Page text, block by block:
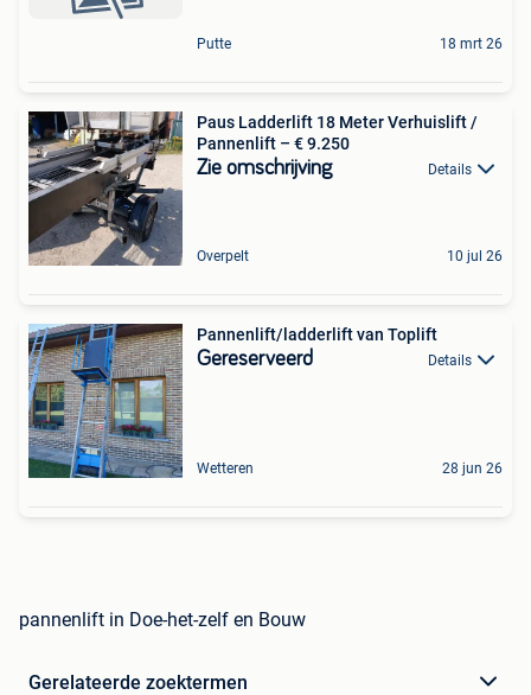
Putte 18 mrt 26
Paus Ladderlift 18 Meter Verhuislift /
Pannenlift – € 9.250
Zie omschrijving Details
Overpelt 10 jul 26
Pannenlift/ladderlift van Toplift
Gereserveerd Details
Wetteren 28 jun 26
pannenlift in Doe-het-zelf en Bouw
Gerelateerde zoektermen